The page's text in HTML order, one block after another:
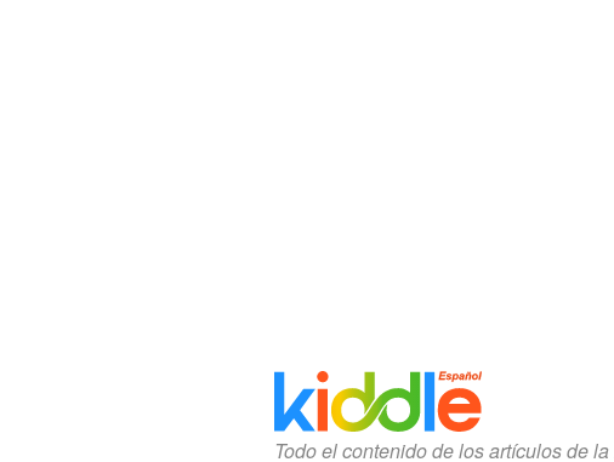
Todo el contenido de los artículos de la